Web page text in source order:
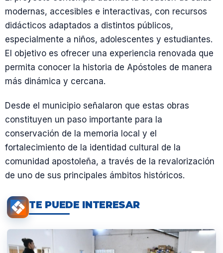
modernas, accesibles e interactivas, con recursos
didácticos adaptados a distintos públicos,
especialmente a niños, adolescentes y estudiantes.
El objetivo es ofrecer una experiencia renovada que
permita conocer la historia de Apóstoles de manera
más dinámica y cercana.
Desde el municipio señalaron que estas obras
constituyen un paso importante para la
conservación de la memoria local y el
fortalecimiento de la identidad cultural de la
comunidad apostoleña, a través de la revalorización
de uno de sus principales ámbitos históricos.
TE PUEDE INTERESAR